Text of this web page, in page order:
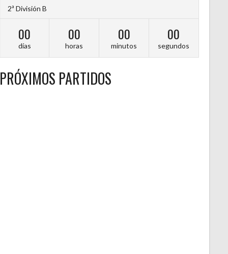
2ª División B
00
días
00
horas
00
minutos
00
segundos
PRÓXIMOS PARTIDOS